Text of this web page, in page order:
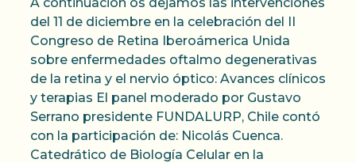
del 11 de diciembre en la celebración del II
Congreso de Retina Iberoámerica Unida
sobre enfermedades oftalmo degenerativas
de la retina y el nervio óptico: Avances clínicos
y terapias El panel moderado por Gustavo
Serrano presidente FUNDALURP, Chile contó
con la participación de: Nicolás Cuenca.
Catedrático de Biología Celular en la